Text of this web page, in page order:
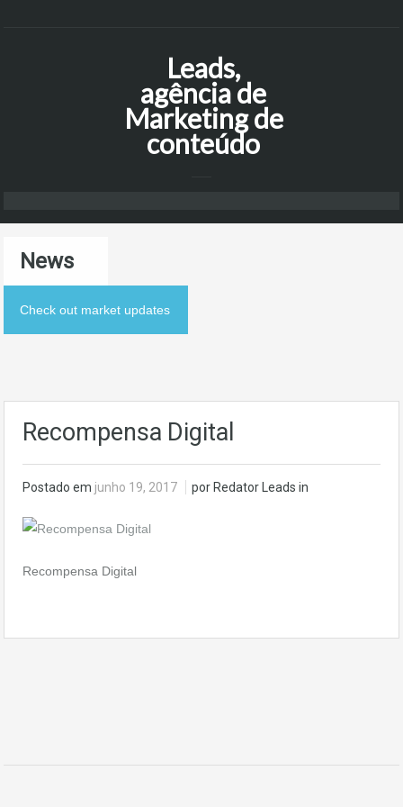
Leads,
agência de
Marketing de
conteúdo
News
Check out market updates
Recompensa Digital
Postado em junho 19, 2017 por Redator Leads in
Recompensa Digital